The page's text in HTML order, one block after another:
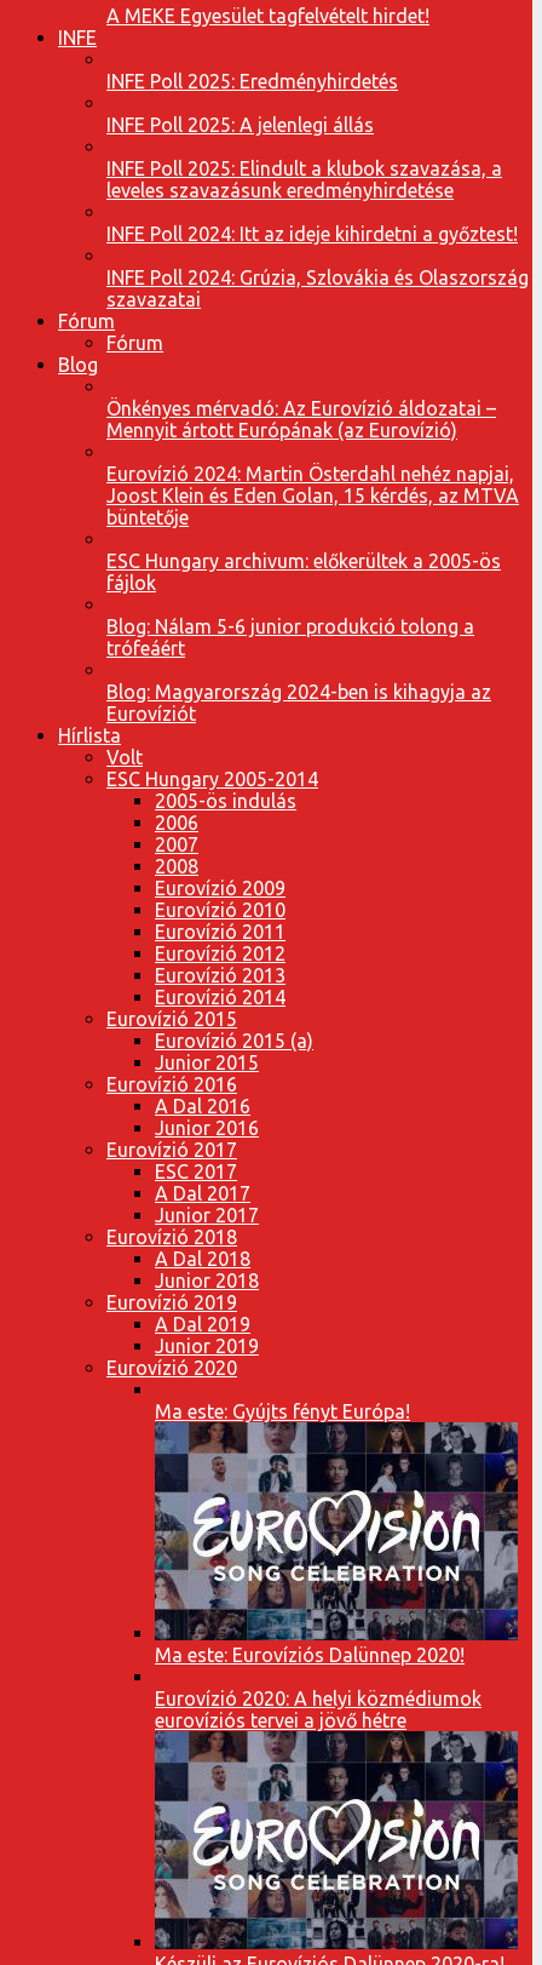
A MEKE Egyesület tagfelvételt hirdet!
INFE
INFE Poll 2025: Eredményhirdetés
INFE Poll 2025: A jelenlegi állás
INFE Poll 2025: Elindult a klubok szavazása, a
leveles szavazásunk eredményhirdetése
INFE Poll 2024: Itt az ideje kihirdetni a győztest!
INFE Poll 2024: Grúzia, Szlovákia és Olaszország
szavazatai
Fórum
Fórum
Blog
Önkényes mérvadó: Az Eurovízió áldozatai –
Mennyit ártott Európának (az Eurovízió)
Eurovízió 2024: Martin Österdahl nehéz napjai,
Joost Klein és Eden Golan, 15 kérdés, az MTVA
büntetője
ESC Hungary archivum: előkerültek a 2005-ös
fájlok
Blog: Nálam 5-6 junior produkció tolong a
trófeáért
Blog: Magyarország 2024-ben is kihagyja az
Eurovíziót
Hírlista
Volt
ESC Hungary 2005-2014
2005-ös indulás
2006
2007
2008
Eurovízió 2009
Eurovízió 2010
Eurovízió 2011
Eurovízió 2012
Eurovízió 2013
Eurovízió 2014
Eurovízió 2015
Eurovízió 2015 (a)
Junior 2015
Eurovízió 2016
A Dal 2016
Junior 2016
Eurovízió 2017
ESC 2017
A Dal 2017
Junior 2017
Eurovízió 2018
A Dal 2018
Junior 2018
Eurovízió 2019
A Dal 2019
Junior 2019
Eurovízió 2020
Ma este: Gyújts fényt Európa!
Ma este: Eurovíziós Dalünnep 2020!
Eurovízió 2020: A helyi közmédiumok
eurovíziós tervei a jövő hétre